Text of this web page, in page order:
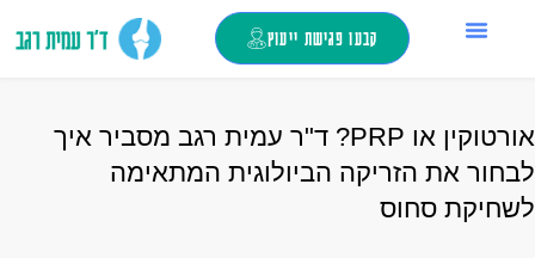
קבעו פגישת ייעוץ
אורטוקין או PRP? ד"ר עמית רגב מסביר איך
לבחור את הזריקה הביולוגית המתאימה
לשחיקת סחוס